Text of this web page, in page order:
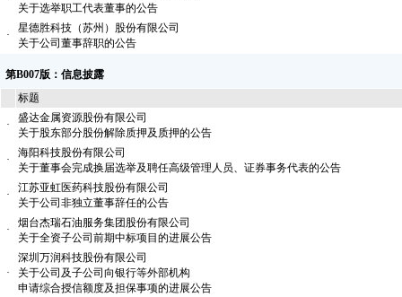
关于选举职工代表董事的公告
·
星德胜科技（苏州）股份有限公司
关于公司董事辞职的公告
第B007版：信息披露
标题
·
盛达金属资源股份有限公司
关于股东部分股份解除质押及质押的公告
·
海阳科技股份有限公司
关于董事会完成换届选举及聘任高级管理人员、证券事务代表的公告
·
江苏亚虹医药科技股份有限公司
关于公司非独立董事辞任的公告
·
烟台杰瑞石油服务集团股份有限公司
关于全资子公司前期中标项目的进展公告
·
深圳万润科技股份有限公司
关于公司及子公司向银行等外部机构
申请综合授信额度及担保事项的进展公告